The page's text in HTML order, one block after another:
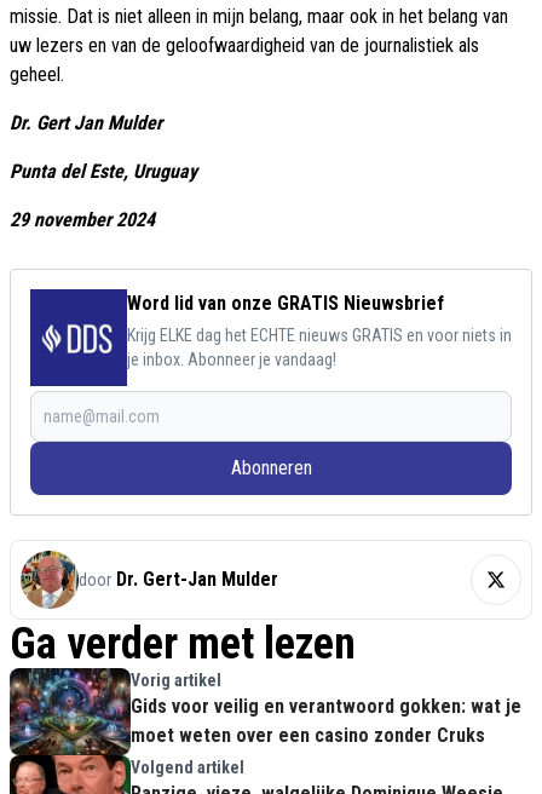
missie. Dat is niet alleen in mijn belang, maar ook in het belang van
uw lezers en van de geloofwaardigheid van de journalistiek als
geheel.
Dr. Gert Jan Mulder
Punta del Este, Uruguay
29 november 2024
Word lid van onze GRATIS Nieuwsbrief
Krijg ELKE dag het ECHTE nieuws GRATIS en voor niets in
je inbox. Abonneer je vandaag!
Abonneren
door Dr. Gert-Jan Mulder
Ga verder met lezen
Vorig artikel
Gids voor veilig en verantwoord gokken: wat je
moet weten over een casino zonder Cruks
Volgend artikel